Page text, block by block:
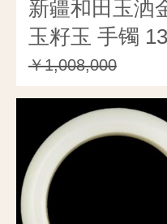
新疆和田玉洒
玉籽玉 手镯
￥1,008,000